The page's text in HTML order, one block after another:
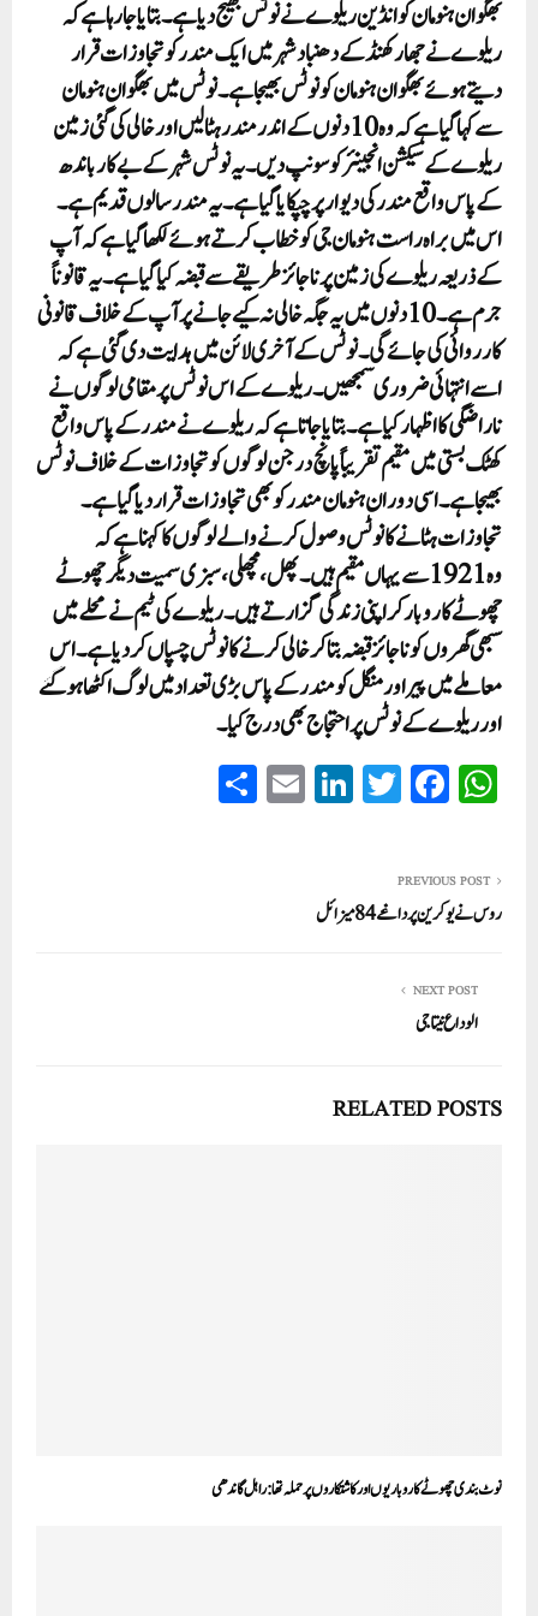
بھگوان ہنومان کو انڈین ریلوے نے نوٹس بھیج دیاہے۔ بتایا جارہا ہے کہ
ریلوے نے جھارکھنڈ کے دھنباد شہر میں ایک مندر کو تجاوزات قرار
دیتے ہوئے بھگوان ہنومان کو نوٹس بھیجا ہے۔ نوٹس میں بھگوان ہنومان
سے کہا گیا ہے کہ وہ 10 دنوں کے اندر مندر ہٹا لیں اور خالی کی گئی زمین
ریلوے کے سیکشن انجینئر کو سونپ دیں۔یہ نوٹس شہر کے بے کار باندھ
کے پاس واقع مندر کی دیوار پر چپکایا گیا ہے۔ یہ مندر سالوں قدیم ہے۔
اس میں براہ راست ہنومان جی کو خطاب کرتے ہوئے لکھا گیا ہے کہ آپ
کے ذریعہ ریلوے کی زمین پر ناجائز طریقے سے قبضہ کیا گیا ہے۔ یہ قانوناً
جرم ہے۔ 10 دنوں میں یہ جگہ خالی نہ کیے جانے پر آپ کے خلاف قانونی
کارروائی کی جائے گی۔ نوٹس کے آخری لائن میں ہدایت دی گئی ہے کہ
اسے انتہائی ضروری سمجھیں۔ ریلوے کے اس نوٹس پر مقامی لوگوں نے
ناراضگی کا اظہار کیا ہے۔بتایا جاتا ہے کہ ریلوے نے مندر کے پاس واقع
کھٹک بستی میں مقیم تقریباً پانچ درجن لوگوں کو تجاوزات کے خلاف نوٹس
بھیجا ہے۔ اسی دوران ہنومان مندر کو بھی تجاوزات قرار دیا گیا ہے۔
تجاوزات ہٹانے کا نوٹس وصول کرنے والے لوگوں کا کہنا ہے کہ
وہ 1921 سے یہاں مقیم ہیں۔ پھل، مچھلی، سبزی سمیت دیگر چھوٹے
چھوٹے کاروبار کر اپنی زندگی گزارتے ہیں۔ ریلوے کی ٹیم نے محلے میں
سبھی گھروں کو ناجائز قبضہ بتا کر خالی کرنے کا نوٹس چسپاں کر دیا ہے۔ اس
معاملے میں پیر اور منگل کو مندر کے پاس بڑی تعداد میں لوگ اکٹھا ہو گئے
اور ریلوے کے نوٹس پر احتجاج بھی درج کیا۔
W
ha
A
pp
Fa
ce
ok
T
wi
r
Li
nk
E
m
PREVIOUS POST
روس نے یوکرین پر داغے 84 میزائل
NEXT POST
الوداع نیتا جی
RELATED POSTS
نوٹ بندی چھوٹے کاروباریوں اور کاشتکاروں پر حملہ تھا:راہل گاندھی